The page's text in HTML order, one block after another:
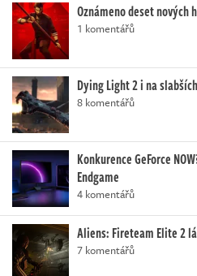
Oznámeno deset nových
1 komentářů
Dying Light 2 i na
8 komentářů
Konkurence GeForce
Endgame
4 komentářů
Aliens: Fireteam Elite 2
7 komentářů